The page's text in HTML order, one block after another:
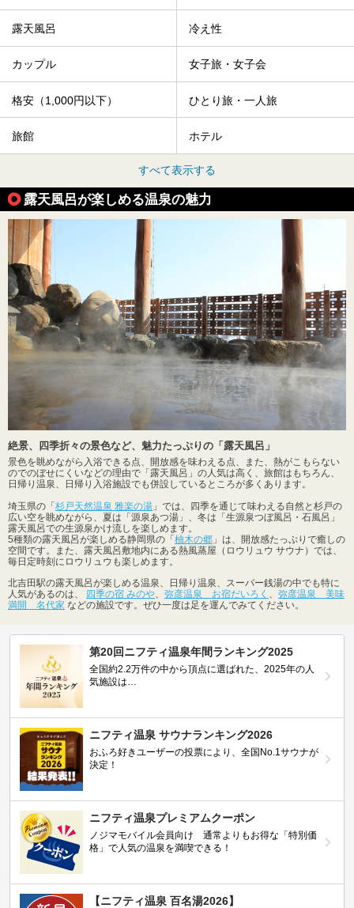
露天風呂 冷え性
カップル 女子旅・女子会
格安（1,000円以下） ひとり旅・一人旅
旅館 ホテル
すべて表示する
露天風呂が楽しめる温泉の魅力
絶景、四季折々の景色など、魅力たっぷりの「露天風呂」
景色を眺めながら入浴できる点、開放感を味わえる点、また、熱がこもらない
のでのぼせにくいなどの理由で「露天風呂」の人気は高く、旅館はもちろん、
日帰り温泉、日帰り入浴施設でも併設しているところが多くあります。
埼玉県の「 杉戸天然温泉 雅楽の湯 」では、四季を通じて味わえる自然と杉戸の
広い空を眺めながら、夏は「源泉あつ湯」、冬は「生源泉つぼ風呂・石風呂」
露天風呂での生源泉かけ流しを楽しめます。
5種類の露天風呂が楽しめる静岡県の「 柚木の郷 」は、開放感たっぷりで癒しの
空間です。また、露天風呂敷地内にある熱風蒸屋（ロウリュウ サウナ）では、
毎日定時刻にロウリュウも楽しめます。
北吉田駅の露天風呂が楽しめる温泉、日帰り温泉、スーパー銭湯の中でも特に
人気があるのは、
四季の宿 みのや、 弥彦温泉 お宿だいろく 、 弥彦温泉 美味
満開 名代家 などの施設です。ぜひ一度は足を運んでみてください。
第20回ニフティ温泉年間ランキング2025
全国約2.2万件の中から頂点に選ばれた、2025年の人
気施設は…
ニフティ温泉 サウナランキング2026
おふろ好きユーザーの投票により、全国No.1サウナが
決定！
ニフティ温泉プレミアムクーポン
ノジマモバイル会員向け 通常よりもお得な「特別価
格」で人気の温泉を満喫できる！
【ニフティ温泉 百名湯2026】